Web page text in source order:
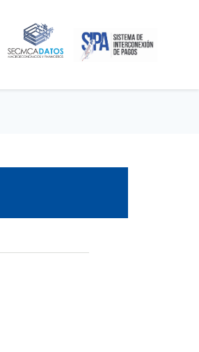
SECMCA
DATOS
SISTEMA DE
INTERCONEXIÓN
DE PAGOS